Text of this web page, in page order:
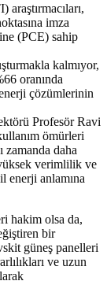
imza
(PCE) sahip
kalmıyor,
oranında
çözümlerinin
Profesör Ravi
ömürleri
zamanda daha
verimlilik ve
enerji anlamına
hakim olsa da,
bir
güneş panelleri
ve uzun